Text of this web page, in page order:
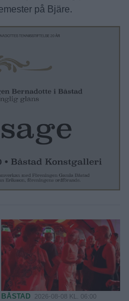
på Bjäre.
BÅSTAD 2026-08-08 KL. 06:00